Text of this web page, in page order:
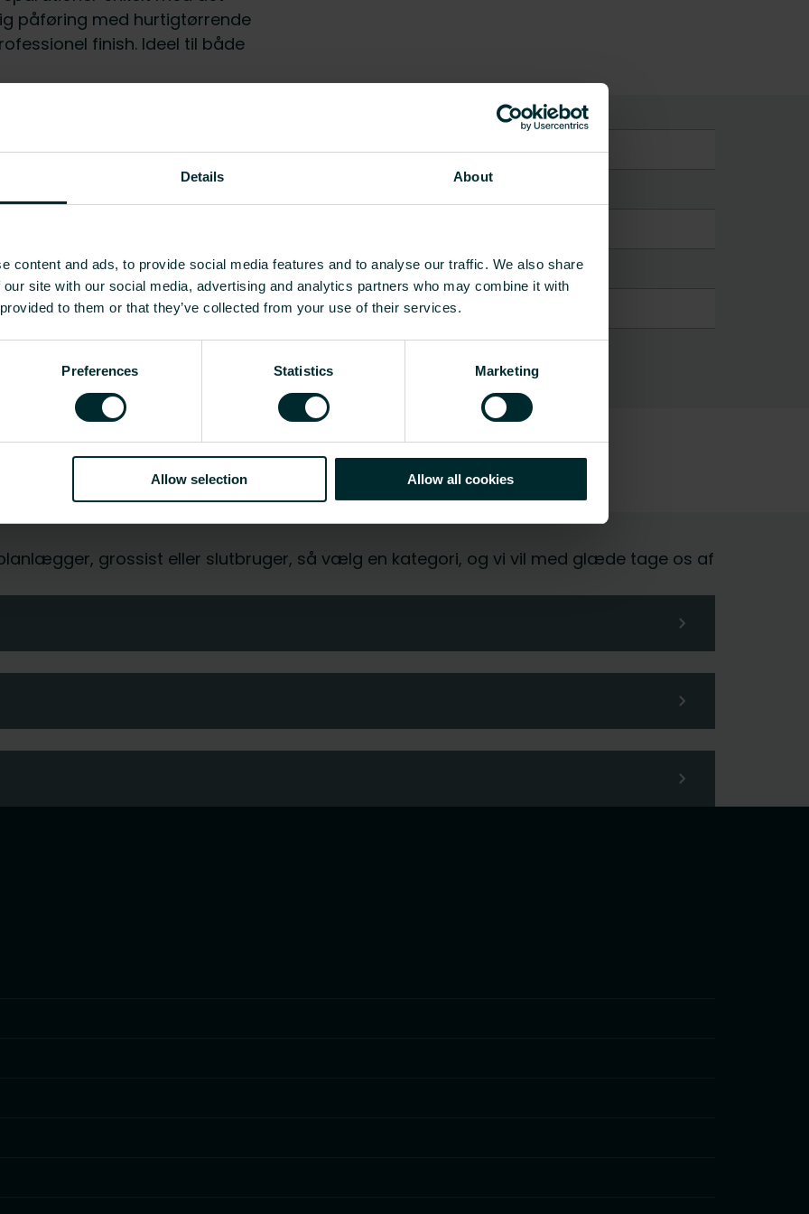
Details About
content and ads, to provide social media features and to analyse our traffic. We also share
site with our social media, advertising and analytics partners who may combine it with
to them or that they’ve collected from your use of their services.
Preferences Statistics Marketing
Allow selection Allow all cookies
påføring med hurtigtørrende
finish. Ideel til både
EC001899 - Lakstift / lakspray
Aluminium
Nej
400
0.4
CO2/Kg ækvivalent pr. kg materiale
grossist eller slutbruger, så vælg en kategori, og vi vil med glæde tage os af